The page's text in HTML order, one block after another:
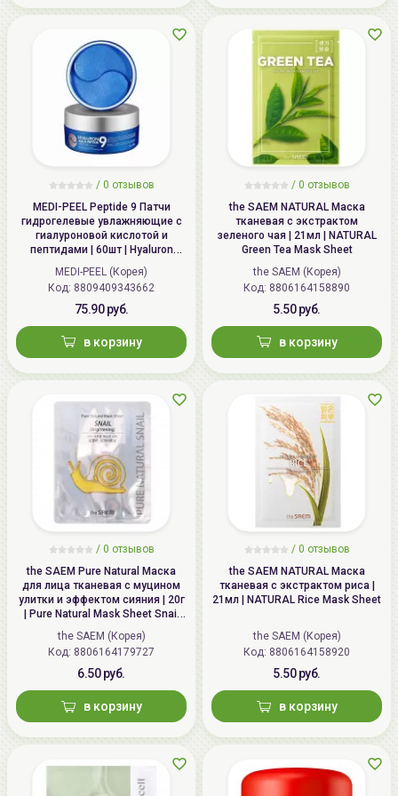
/ 0 отзывов
MEDI-PEEL Peptide 9 Патчи
гидрогелевые увлажняющие с
гиалуроновой кислотой и
пептидами | 60шт | Hyaluron
Aqua Peptide 9 Ampoule Eye
Patch
MEDI-PEEL (Корея)
Код: 8809409343662
75.90 руб.
в корзину
/ 0 отзывов
the SAEM NATURAL Маска
тканевая с экстрактом
зеленого чая | 21мл | NATURAL
Green Tea Mask Sheet
the SAEM (Корея)
Код: 8806164158890
5.50 руб.
в корзину
/ 0 отзывов
the SAEM Pure Natural Маска
для лица тканевая с муцином
улитки и эффектом сияния | 20г
| Pure Natural Mask Sheet Snail
Brightening
the SAEM (Корея)
Код: 8806164179727
6.50 руб.
в корзину
/ 0 отзывов
the SAEM NATURAL Маска
тканевая с экстрактом риса |
21мл | NATURAL Rice Mask Sheet
the SAEM (Корея)
Код: 8806164158920
5.50 руб.
в корзину